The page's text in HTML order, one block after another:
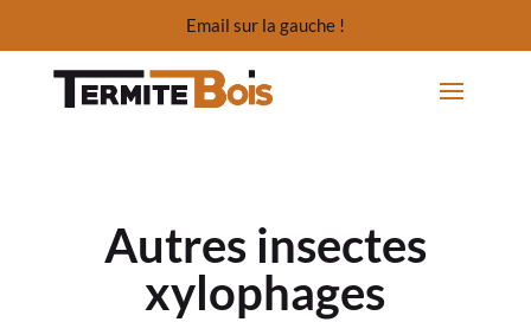
Email sur la gauche !
Autres insectes
xylophages